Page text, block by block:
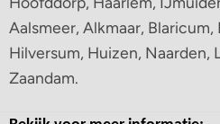
Aalsmeer, Alkmaar, Blaricum,
Hilversum, Huizen, Naarden,
Zaandam.